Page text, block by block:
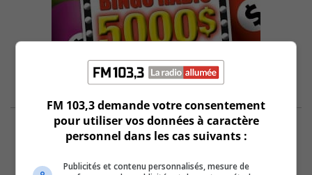
FM 103,3 demande votre consentement
pour utiliser vos données à caractère
personnel dans les cas suivants :
Publicités et contenu personnalisés, mesure de